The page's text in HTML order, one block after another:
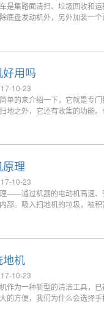
是集路面清扫、垃圾回收和
底盘发动机外，另外加装一
用吗
10-23
单的来介绍一下，它就是专
地之外，它还有收集的功能
宜。工作效率也很高。所以
理
10-23
——通过机器的电动机高速、
部。吸入扫地机的垃圾，被
性能的好坏，可直接影响扫地
地机
10-23
作为一种新型的清洁工具，
的方便，我们为什么会选择
且可以维护企业形象，降低